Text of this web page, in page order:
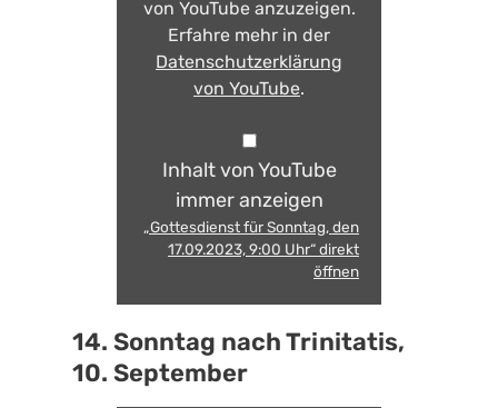
von YouTube anzuzeigen.
Erfahre mehr in der
Datenschutzerklärung
von YouTube.
Inhalt von YouTube
immer anzeigen
„Gottesdienst für Sonntag, den
17.09.2023, 9:00 Uhr“ direkt
öffnen
14. Sonntag nach Trinitatis,
10. September